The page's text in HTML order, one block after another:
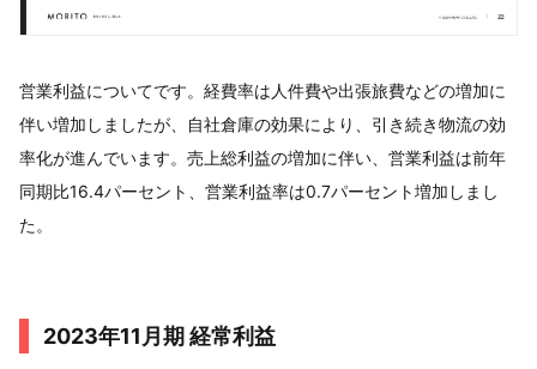
営業利益についてです。経費率は人件費や出張旅費などの増加に
伴い増加しましたが、自社倉庫の効果により、引き続き物流の効
率化が進んでいます。売上総利益の増加に伴い、営業利益は前年
同期比16.4パーセント、営業利益率は0.7パーセント増加しまし
た。
2023年11月期 経常利益